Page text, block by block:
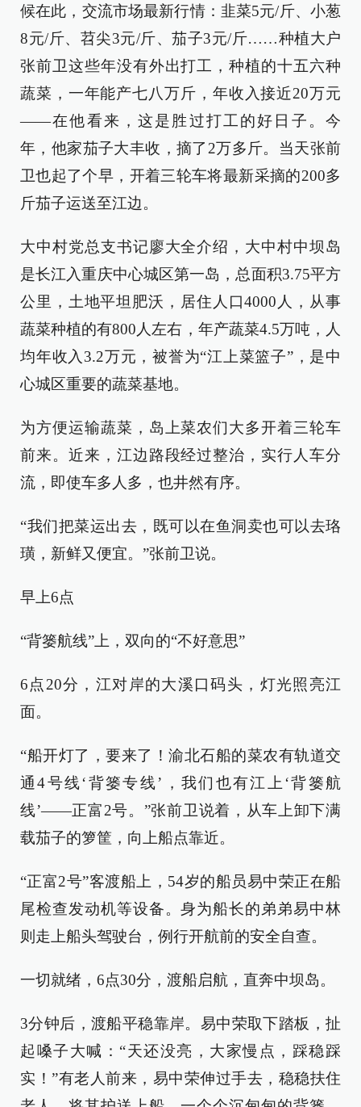
候在此，交流市场最新行情：韭菜5元/斤、小葱
8元/斤、苕尖3元/斤、茄子3元/斤……种植大户
张前卫这些年没有外出打工，种植的十五六种
蔬菜，一年能产七八万斤，年收入接近20万元
——在他看来，这是胜过打工的好日子。今
年，他家茄子大丰收，摘了2万多斤。当天张前
卫也起了个早，开着三轮车将最新采摘的200多
斤茄子运送至江边。
大中村党总支书记廖大全介绍，大中村中坝岛
是长江入重庆中心城区第一岛，总面积3.75平方
公里，土地平坦肥沃，居住人口4000人，从事
蔬菜种植的有800人左右，年产蔬菜4.5万吨，人
均年收入3.2万元，被誉为“江上菜篮子”，是中
心城区重要的蔬菜基地。
为方便运输蔬菜，岛上菜农们大多开着三轮车
前来。近来，江边路段经过整治，实行人车分
流，即使车多人多，也井然有序。
“我们把菜运出去，既可以在鱼洞卖也可以去珞
璜，新鲜又便宜。”张前卫说。
早上6点
“背篓航线”上，双向的“不好意思”
6点20分，江对岸的大溪口码头，灯光照亮江
面。
“船开灯了，要来了！渝北石船的菜农有轨道交
通4号线‘背篓专线’，我们也有江上‘背篓航
线’——正富2号。”张前卫说着，从车上卸下满
载茄子的箩筐，向上船点靠近。
“正富2号”客渡船上，54岁的船员易中荣正在船
尾检查发动机等设备。身为船长的弟弟易中林
则走上船头驾驶台，例行开航前的安全自查。
一切就绪，6点30分，渡船启航，直奔中坝岛。
3分钟后，渡船平稳靠岸。易中荣取下踏板，扯
起嗓子大喊：“天还没亮，大家慢点，踩稳踩
实！”有老人前来，易中荣伸过手去，稳稳扶住